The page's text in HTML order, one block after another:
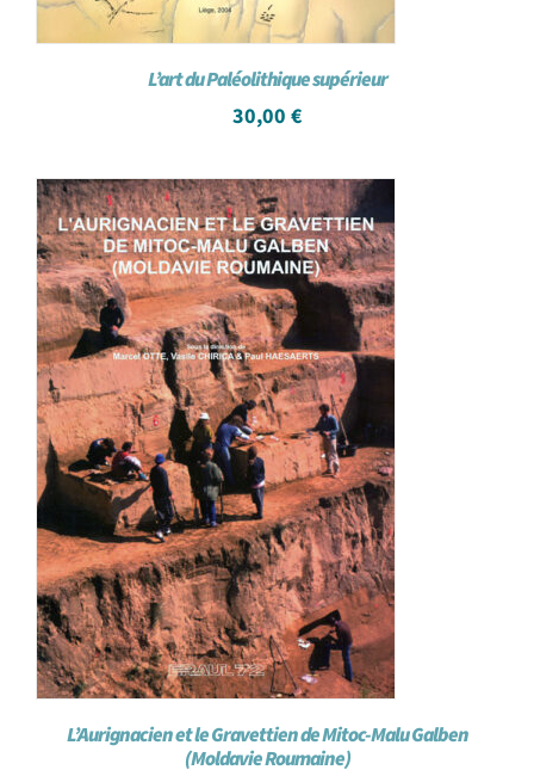
L’art du Paléolithique supérieur
30,00 €
L’Aurignacien et le Gravettien de Mitoc-Malu Galben
(Moldavie Roumaine)